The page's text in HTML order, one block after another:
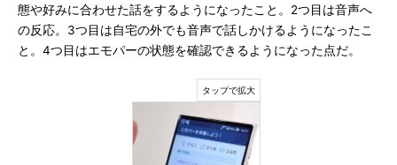
態や好みに合わせた話をするようになったこと。2つ目は音声へ
の反応。3つ目は自宅の外でも音声で話しかけるようになったこ
と。4つ目はエモパーの状態を確認できるようになった点だ。